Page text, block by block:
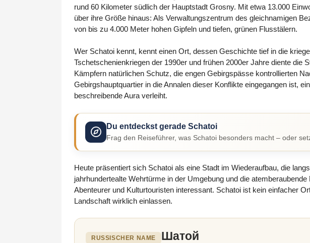
rund 60 Kilometer südlich der Hauptstadt Grosny. Mit etwa 13.000
über ihre Größe hinaus: Als Verwaltungszentrum des gleichnamigen
von bis zu 4.000 Meter hohen Gipfeln und tiefen, grünen Flusstälern.
Wer Schatoi kennt, kennt einen Ort, dessen Geschichte tief in die
Tschetschenienkriegen der 1990er und frühen 2000er Jahre diente
Kämpfern natürlichen Schutz, die engen Gebirgspässe kontrollierten
Gebirgshauptquartier in die Annalen dieser Konflikte eingegangen ist,
beschreibende Aura verleiht.
Du entdeckst gerade Schatoi
Frag den Reiseführer, was Schatoi besonders macht – oder
Heute präsentiert sich Schatoi als eine Stadt im Wiederaufbau, die
jahrhundertealte Wehrtürme in der Umgebung und die
Abenteurer und Kulturtouristen interessant. Schatoi ist kein einfacher
Landschaft wirklich einlassen.
RUSSISCHER NAME Шатой